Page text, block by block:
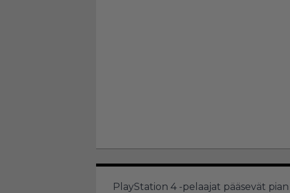
PlayStation 4 -pelaajat pääsevät